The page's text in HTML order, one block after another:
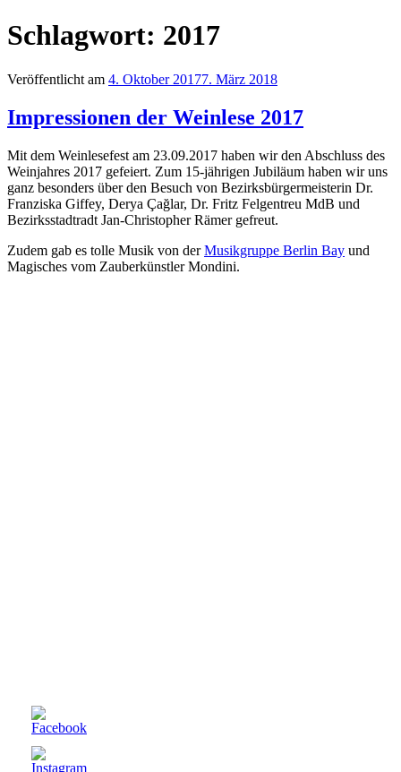
Schlagwort: 2017
Veröffentlicht am 4. Oktober 20177. März 2018
Impressionen der Weinlese 2017
Mit dem Weinlesefest am 23.09.2017 haben wir den Abschluss des
Weinjahres 2017 gefeiert. Zum 15-jährigen Jubiläum haben wir uns
ganz besonders über den Besuch von Bezirksbürgermeisterin Dr.
Franziska Giffey, Derya Çağlar, Dr. Fritz Felgentreu MdB und
Bezirksstadtradt Jan-Christopher Rämer gefreut.
Zudem gab es tolle Musik von derMusikgruppe Berlin Bay und
Magisches vom Zauberkünstler Mondini.